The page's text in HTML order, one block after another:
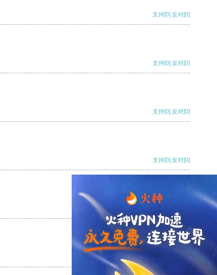
支持[0] 反对[0]
支持[0] 反对[0]
支持[0] 反对[0]
支持[0] 反对[0]
反对